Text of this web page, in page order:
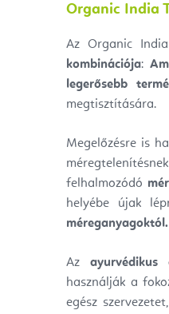
Organic India
Az Organic
kombinációja:
legerősebb
megtisztítására.
Megelőzésre is
felhalmozódó
helyébe újak
méreganyagoktól.
Azayurvédikus
használják a
egész